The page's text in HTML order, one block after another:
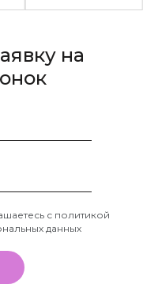
на
с политикой
данных